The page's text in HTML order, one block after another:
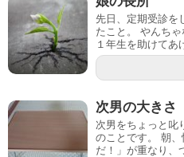
先日、定期受診を
たこと。 やんちゃ
１年生を助けてあ
次男の大きさ
次男をちょっと叱
のことです。 朝
だ！」が重なり、